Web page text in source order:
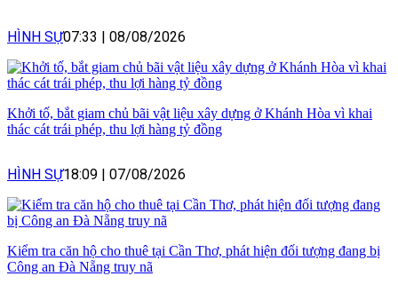
HÌNH SỰ07:33 | 08/08/2026
Khởi tố, bắt giam chủ bãi vật liệu xây dựng ở Khánh Hòa vì khai
thác cát trái phép, thu lợi hàng tỷ đồng
HÌNH SỰ18:09 | 07/08/2026
Kiểm tra căn hộ cho thuê tại Cần Thơ, phát hiện đối tượng đang bị
Công an Đà Nẵng truy nã